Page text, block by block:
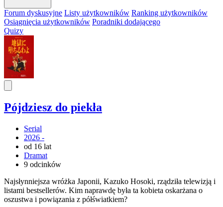
Forum dyskusyjne Listy użytkowników Ranking użytkowników
Osiągnięcia użytkowników Poradniki dodającego
Quizy
Pójdziesz do piekła
Serial
2026 -
od 16 lat
Dramat
9 odcinków
Najsłynniejsza wróżka Japonii, Kazuko Hosoki, rządziła telewizją i
listami bestsellerów. Kim naprawdę była ta kobieta oskarżana o
oszustwa i powiązania z półświatkiem?